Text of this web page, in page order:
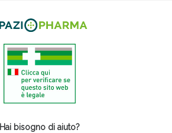
Hai bisogno di aiuto?